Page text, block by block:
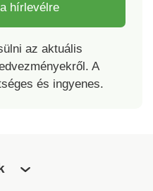
hírlevélre
az aktuális
A
és ingyenes.